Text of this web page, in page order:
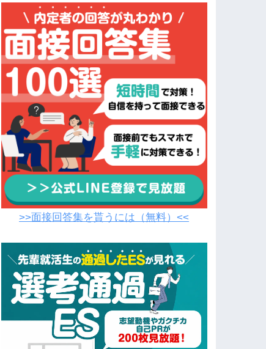
>>面接回答集を貰うには（無料）<<